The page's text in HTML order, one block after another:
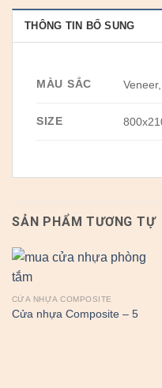
THÔNG TIN BỔ SUNG
MÀU SẮC
SIZE
SẢN PHẨM TƯƠNG TỰ
CỬA NHỰA COMPOSITE
Cửa nhựa Composite – 5